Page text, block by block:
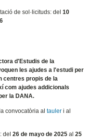
de sol·licituds: del 10
d'Estudis de la
les ajudes a l'estudi per
centres propis de la
com ajudes addicionals
la DANA.
convocatòria altauleri al
del26 de mayo de 2025al25